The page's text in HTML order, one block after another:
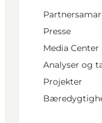
Presse
Media Center
Analyser og
Projekter